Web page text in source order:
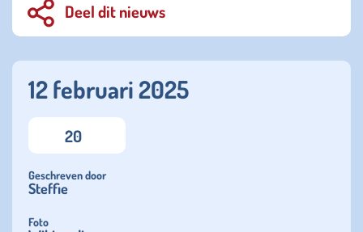
Deel dit nieuws
12 februari 2025
20
Geschreven door
Steffie
Foto